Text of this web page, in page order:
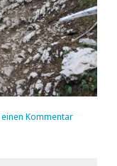
einen Kommentar